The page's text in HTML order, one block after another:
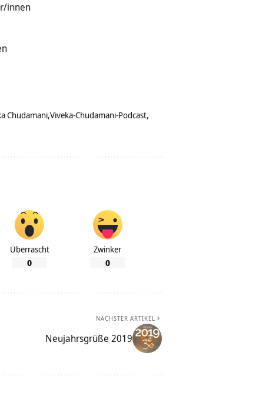
innen
Chudamani Viveka-Chudamani-Podcast
Überrascht
0
Zwinker
0
NÄCHSTER ARTIKEL
Neujahrsgrüße 2019